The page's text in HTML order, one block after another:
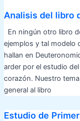
Analisis del libro
En ningún otro libro
ejemplos y tal modelo
hallan en
arder por el estudio
corazón. Nuestro
general al libro
Estudio de